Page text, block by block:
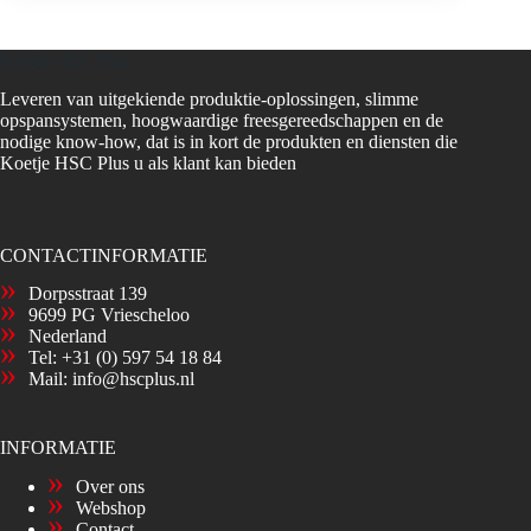
Leveren van uitgekiende produktie-oplossingen, slimme
opspansystemen, hoogwaardige freesgereedschappen en de
nodige know-how, dat is in kort de produkten en diensten die
Koetje HSC Plus u als klant kan bieden
CONTACTINFORMATIE
Dorpsstraat 139
9699 PG Vriescheloo
Nederland
Tel: +31 (0) 597 54 18 84
Mail: info@hscplus.nl
INFORMATIE
Over ons
Webshop